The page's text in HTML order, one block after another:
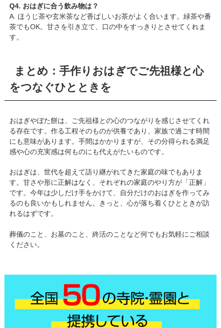
Q4. おはぎに合う飲み物は？
A. ほうじ茶や玄米茶など香ばしいお茶がよく合います。緑茶や番
茶でもOK。甘さを引き立て、口の中をすっきりとさせてくれま
す。
まとめ：手作りおはぎでご先祖様と心
をつなぐひとときを
おはぎやぼた餅は、ご先祖様との心のつながりを感じさせてくれ
る存在です。作る工程そのものが供養であり、家族で過ごす時間
にも意味があります。手間はかかりますが、その分得られる満足
感や心の充実感は何ものにも代えがたいものです。
おはぎは、世代を超えて語り継がれてきた家庭の味でもありま
す。甘さや形に正解はなく、それぞれの家庭のやり方が「正解」
です。今年は少しだけ手をかけて、自分だけのおはぎを作ってみ
るのも良いかもしれません。きっと、心が落ち着くひとときが訪
れるはずです。
葬儀のこと、お墓のこと、終活のことなど何でもお気軽にご相談
ください。